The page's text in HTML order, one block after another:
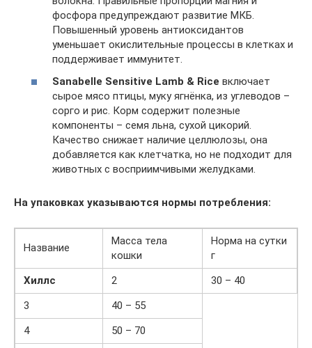
фосфора предупреждают развитие МКБ.
Повышенный уровень антиоксидантов
уменьшает окислительные процессы в клетках и
поддерживает иммунитет.
Sanabelle Sensitive Lamb & Rice включает
сырое мясо птицы, муку ягнёнка, из углеводов –
сорго и рис. Корм содержит полезные
компоненты – семя льна, сухой цикорий.
Качество снижает наличие целлюлозы, она
добавляется как клетчатка, но не подходит для
животных с восприимчивыми желудками.
На упаковках указываются нормы потребления:
Название
Масса тела
кошки
Норма на сутки
г
Хиллс
2
30 – 40
3
40 – 55
4
50 – 70